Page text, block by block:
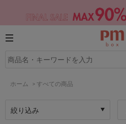
ホーム > すべての商品
絞り込み